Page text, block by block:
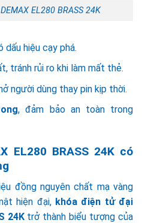
EL280 BRASS 24K
dấu hiệu cạy phá.
tránh rủi ro khi làm mất thẻ.
người dùng thay pin kịp thời.
, đảm bảo an toàn trong
EL280 BRASS 24K có
đồng nguyên chất mạ vàng
hiện đại, khóa điện tử đại
24Ktrở thành biểu tượng của